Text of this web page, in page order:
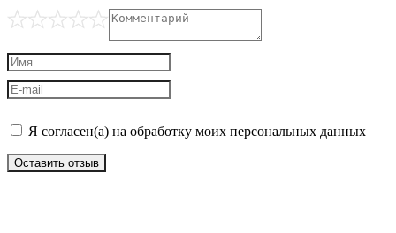
Я согласен(а) на обработку моих персональных данных
Оставить отзыв